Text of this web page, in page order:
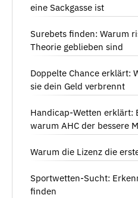
eine Sackgasse ist
Surebets finden: Warum
Theorie geblieben sind
Doppelte Chance erklärt:
sie dein Geld verbrennt
Handicap-Wetten erklärt:
warum AHC der bessere
Warum die Lizenz die
Sportwetten-Sucht:
finden